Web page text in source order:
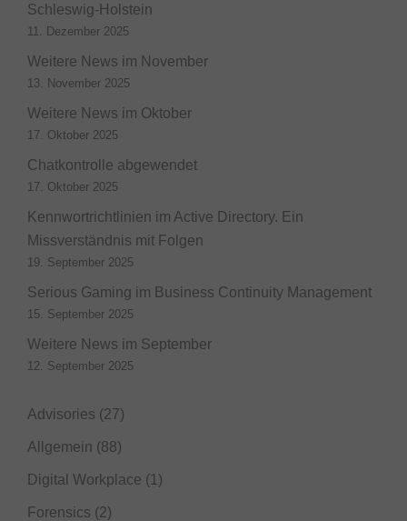
Schleswig-Holstein
11. Dezember 2025
Weitere News im November
13. November 2025
Weitere News im Oktober
17. Oktober 2025
Chatkontrolle abgewendet
17. Oktober 2025
Kennwortrichtlinien im Active Directory. Ein
Missverständnis mit Folgen
19. September 2025
Serious Gaming im Business Continuity Management
15. September 2025
Weitere News im September
12. September 2025
Advisories (27)
Allgemein (88)
Digital Workplace (1)
Forensics (2)